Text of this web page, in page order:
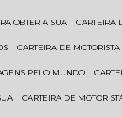
OBTER A SUA
CARTEIRA DE
PELO MUNDO
CARTEIRA DE